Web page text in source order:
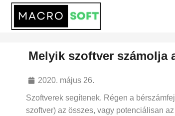
Melyik szoftver számolja
2020. május 26.
Szoftverek segítenek. Régen a
szoftver) az összes, vagy potenciálisan